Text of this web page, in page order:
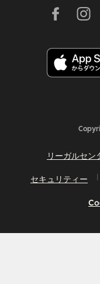
リーガルセン
セキュリティー